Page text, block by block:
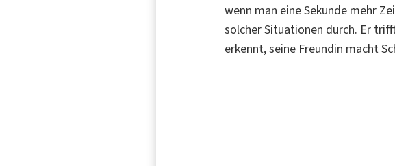
wenn man eine Sekunde mehr
solcher Situationen durch. Er
erkennt, seine Freundin macht